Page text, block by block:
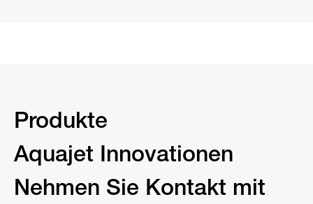
Produkte
Aquajet Innovationen
Nehmen Sie Kontakt mit